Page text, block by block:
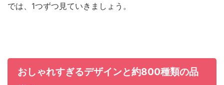
では、1つずつ見ていきましょう。
おしゃれすぎるデザインと約800種類の品